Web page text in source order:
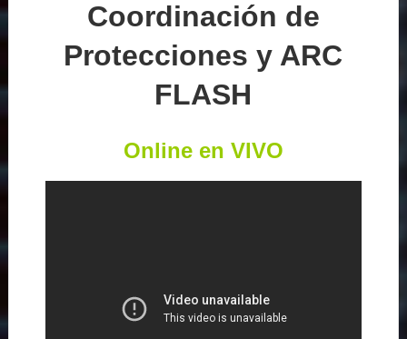
Coordinación de
Protecciones y ARC
FLASH
Online en VIVO